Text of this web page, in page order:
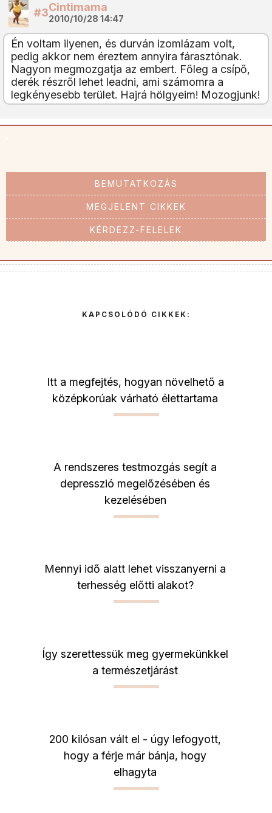
#3Cintimama
2010/10/28 14:47
Én voltam ilyenen, és durván izomlázam volt,
pedig akkor nem éreztem annyira fárasztónak.
Nagyon megmozgatja az embert. Főleg a csípő,
derék részről lehet leadni, ami számomra a
legkényesebb terület. Hajrá hölgyeim! Mozogjunk!
BEMUTATKOZÁS
MEGJELENT CIKKEK
KÉRDEZZ-FELELEK
KAPCSOLÓDÓ CIKKEK:
Itt a megfejtés, hogyan növelhető a
középkorúak várható élettartama
A rendszeres testmozgás segít a
depresszió megelőzésében és
kezelésében
Mennyi idő alatt lehet visszanyerni a
terhesség előtti alakot?
Így szerettessük meg gyermekünkkel
a természetjárást
200 kilósan vált el - úgy lefogyott,
hogy a férje már bánja, hogy
elhagyta